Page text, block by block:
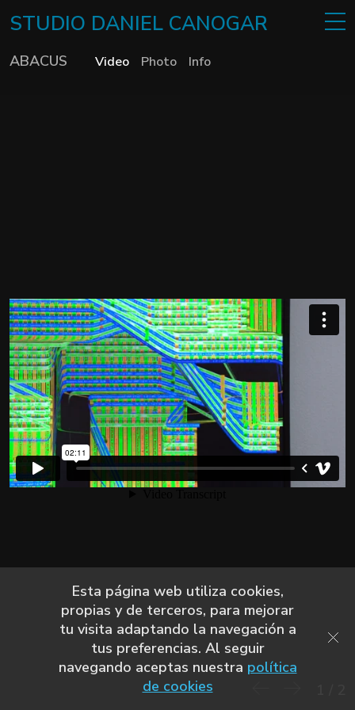
STUDIO DANIEL CANOGAR
ABACUS Video Photo Info
Esta página web utiliza cookies,
propias y de terceros, para mejorar
tu visita adaptando la navegación a
tus preferencias. Al seguir
navegando aceptas nuestra política
de cookies